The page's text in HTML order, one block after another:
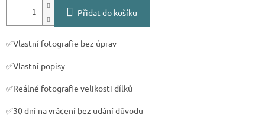
Přidat do košíku
✅Vlastní fotografie bez úprav
✅Vlastní popisy
✅Reálné fotografie velikosti dílků
✅30 dní na vrácení bez udání důvodu